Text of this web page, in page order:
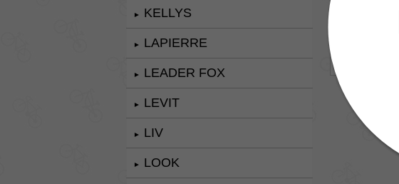
► KELLYS
► LAPIERRE
► LEADER FOX
► LEVIT
► LIV
► LOOK